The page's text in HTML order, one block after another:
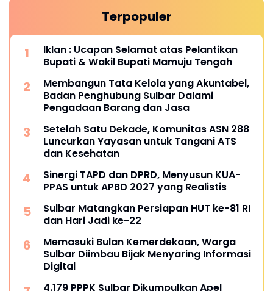
Terpopuler
Iklan : Ucapan Selamat atas Pelantikan
Bupati & Wakil Bupati Mamuju Tengah
Membangun Tata Kelola yang Akuntabel,
Badan Penghubung Sulbar Dalami
Pengadaan Barang dan Jasa
Setelah Satu Dekade, Komunitas ASN 288
Luncurkan Yayasan untuk Tangani ATS
dan Kesehatan
Sinergi TAPD dan DPRD, Menyusun KUA-
PPAS untuk APBD 2027 yang Realistis
Sulbar Matangkan Persiapan HUT ke-81 RI
dan Hari Jadi ke-22
Memasuki Bulan Kemerdekaan, Warga
Sulbar Diimbau Bijak Menyaring Informasi
Digital
4.179 PPPK Sulbar Dikumpulkan Apel